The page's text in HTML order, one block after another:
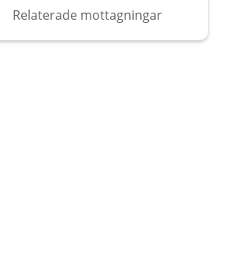
Relaterade mottagningar